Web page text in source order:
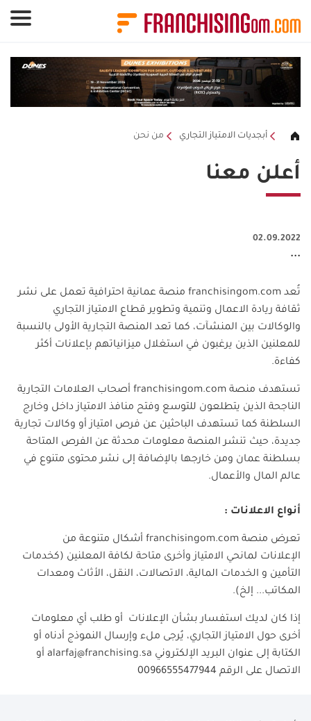
أبجديات الامتياز التجاري من نحن
أعلن معنا
02.09.2022
...
تُعد franchisingom.com منصة عمانية احترافية تعمل على نشر
ثقافة ريادة الاعمال وتنمية وتطوير قطاع الامتياز التجاري
والوكالات بين المنشآت، كما تعد المنصة التجارية الأولى بالنسبة
للمعلنين الذين يرغبون في استغلال ميزانياتهم بإعلانات أكثر
كفاءة.
تستهدف منصة franchisingom.com أصحاب العلامات التجارية
الناجحة الذين يتطلعون للتوسع وفتح منافذ الامتياز داخل وخارج
السلطنة كما تستهدف الباحثين عن فرص امتياز أو وكالات تجارية
جديدة، حيث تنشر المنصة معلومات محدثة عن الفرص المتاحة
بسلطنة عمان ومن خارجها بالإضافة إلى نشر محتوى متنوع في
عالم المال والأعمال.
أنواع الاعلانات :
تعرض منصة franchisingom.com أشكال متنوعة من
الإعلانات لمانحي الامتياز وأخرى متاحة لكافة المعلنين (كخدمات
التأمين و الخدمات المالية، الاتصالات، النقل، الأثاث ومعدات
المكاتب... إلخ).
إذا كان لديك استفسار بشأن الإعلانات أو طلب أي معلومات
أخرى حول الامتياز التجاري، يُرجى ملء وإرسال النموذج أدناه أو
الكتابة إلى عنوان البريد الإلكتروني alarfaj@franchising.sa أو
الاتصال على الرقم 00966555477944
لوحة إدارة ملفات تعريف الارتباط